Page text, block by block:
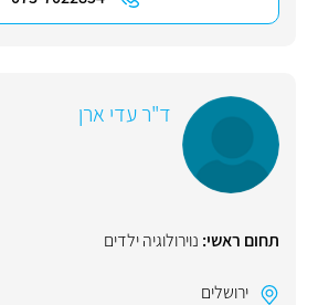
ד"ר עדי ארן
תחום ראשי: נוירולוגיה ילדים
ירושלים